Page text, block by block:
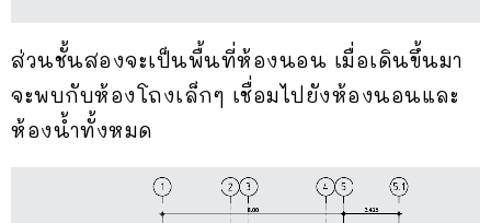
ส่วนชั้นสองจะเป็นพื้นที่ห้องนอน เมื่อเดินขึ้นมา
จะพบกับห้องโถงเล็กๆ เชื่อมไปยังห้องนอนและ
ห้องน้ำทั้งหมด